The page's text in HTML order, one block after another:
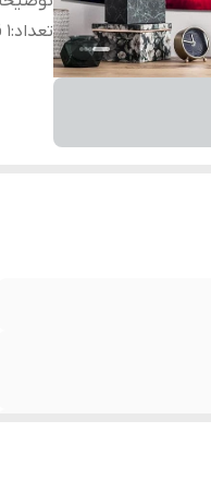
تعداد:1 قلم